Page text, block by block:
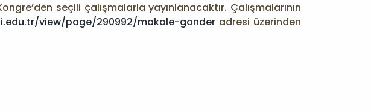
seçili çalışmalarla yayınlanacaktır. Çalışmalarının
view/page/290992/makale-gonder adresi üzerinden